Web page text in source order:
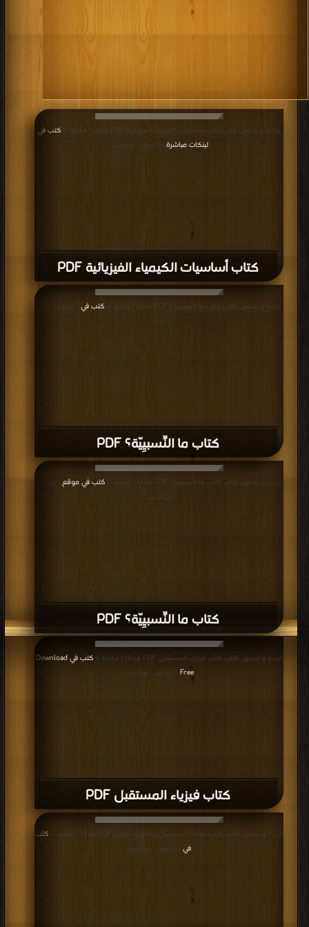
كتاب أساسيات الكيمياء الفيزيائية PDF
قراءة و تحميل كتاب كتاب أساسيات الكيمياء الفيزيائية PDF مجانا | مكتبة >
لينكات مباشرة | التحميل : مرة/مرات
كتاب ما النِّسبيِيّة؟ PDF
قراءة و تحميل كتاب كتاب ما النِّسبيِيّة؟ PDF مجانا | مكتبة > كتب في
كتاب ما النِّسبيِيّة؟ PDF
قراءة و تحميل كتاب كتاب ما النِّسبيِيّة؟ PDF مجانا | مكتبة > كتب في موقع
كتاب فيزياء المستقبل PDF
قراءة و تحميل كتاب كتاب فيزياء المستقبل PDF مجانا | مكتبة >
كتب في Download
Free
| التحميل : مرة/مرات
قراءة و تحميل كتاب كتاب لماذا؟ أنت تسأل والفيزياء تجيب PDF مجانا | مكتبة >
كتب
في | التحميل : مرة/مرات